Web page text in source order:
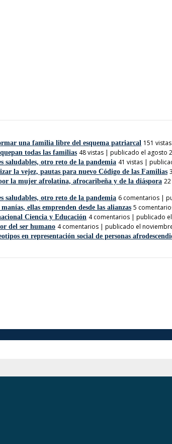
una familia libre del esquema patriarcal 151 vistas
todas las familias 48 vistas | publicado el agosto
saludables, otro reto de la pandemia 41 vistas |
la vejez, pautas para nuevo Código de las Familias
la mujer afrolatina, afrocaribeña y de la diáspora
saludables, otro reto de la pandemia 6 comentarios |
ellas emprenden desde las alianzas 5
Ciencia y Educación 4 comentarios | publicado
del ser humano 4 comentarios | publicado el
en representación social de personas